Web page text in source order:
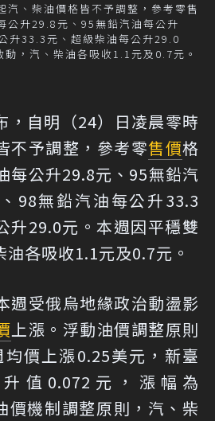
汽、柴油價格皆不予調整，參考零售
公升29.8元、95無鉛汽油每公升
升33.3元、超級柴油每公升29.0
，汽、柴油各吸收1.1元及0.7元。
，自明（24）日凌晨零時
不予調整，參考零售價格
每公升29.8元、95無鉛汽
98無鉛汽油每公升33.3
升29.0元。本週因平穩雙
各吸收1.1元及0.7元。
週受俄烏地緣政治動盪影
上漲。浮動油價調整原則
價上漲0.25美元，新臺
值0.072元，漲幅為
價機制調整原則，汽、柴